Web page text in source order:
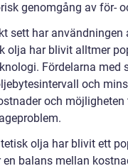
genomgång av för-
sett har
olja har blivit alltmer
Fördelarna med
och
och
olja har blivit ett
en balans mellan